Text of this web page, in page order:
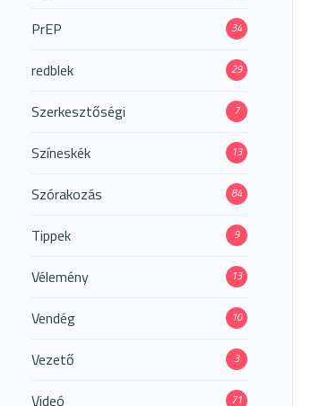
PrEP 34
redblek 29
Szerkesztőségi 7
Színeskék 13
Szórakozás 84
Tippek 9
Vélemény 13
Vendég 10
Vezető 3
Videó 71